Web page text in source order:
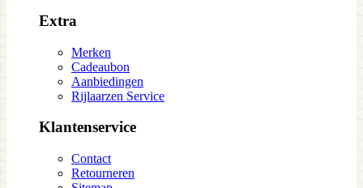
Extra
Merken
Cadeaubon
Aanbiedingen
Rijlaarzen Service
Klantenservice
Contact
Retourneren